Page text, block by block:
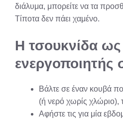
διάλυμα, μπορείτε να τα
Τίποτα δεν πάει χαμένο.
Η τσουκνίδα ως
ενεργοποιητής
Βάλτε σε έναν κουβά
(ή νερό χωρίς χλώριο),
Αφήστε τις για μία